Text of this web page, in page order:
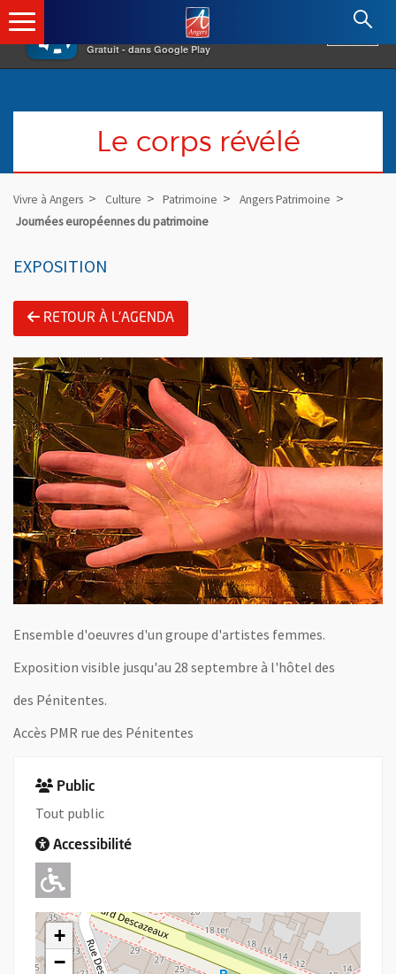
×
Gratuit - dans Google Play
Angers.fr : Retour à l'accueil
Le corps révélé
Vivre à Angers Culture Patrimoine
Angers Patrimoine
Journées européennes du patrimoine
EXPOSITION
RETOUR À L'AGENDA
Ensemble d'oeuvres d'un groupe d'artistes femmes.
Exposition visible jusqu'au 28 septembre à l'hôtel des
des Pénitentes.
Accès PMR rue des Pénitentes
Public
Tout public
Accessibilité
Adapté pour l'handicap Moteur
+
−